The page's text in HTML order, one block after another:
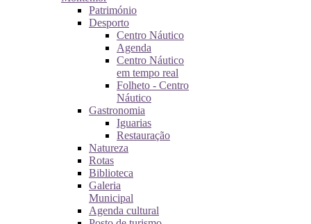
Património
Desporto
Centro Náutico
Agenda
Centro Náutico
em tempo real
Folheto - Centro
Náutico
Gastronomia
Iguarias
Restauração
Natureza
Rotas
Biblioteca
Galeria
Municipal
Agenda cultural